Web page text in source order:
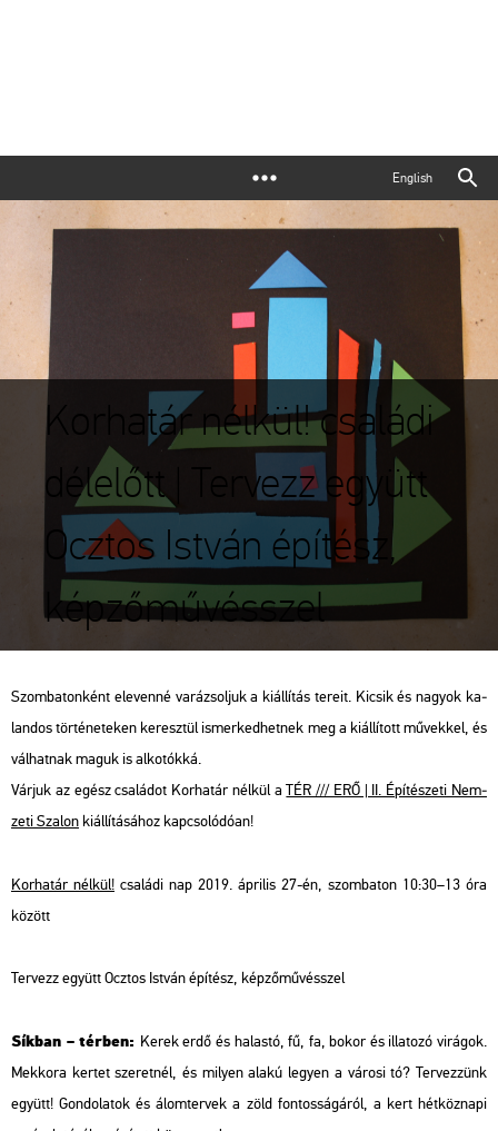
English
Korhatár nélkül! családi
délelőtt | Tervezz együtt
Ocztos István építész,
képzőművésszel
Szom­ba­ton­ként ele­ven­né va­rá­zsol­juk a ki­ál­lí­tás te­re­it. Ki­csik és na­gyok ka­
lan­dos tör­té­ne­te­ken ke­resz­tül is­mer­ked­het­nek meg a ki­ál­lí­tott mű­vek­kel, és
vál­hat­nak maguk is al­ko­tók­ká.
Vár­juk az egész csa­lá­dot Kor­ha­tár nél­kül aTÉR /// ERŐ | II. Épí­té­sze­ti Nem­
ze­ti Sza­lon ki­ál­lí­tá­sá­hoz kap­cso­ló­dó­an!
Kor­ha­tár nél­kül! csa­lá­di nap 2019. áp­ri­lis 27-én, szom­ba­ton 10:30–13 óra
kö­zött
Ter­vezz együtt Ocz­tos Ist­ván épí­tész, kép­ző­mű­vésszel
Sík­ban – tér­ben: Kerek erdő és ha­las­tó, fű, fa, bokor és il­la­to­zó vi­rá­gok.
Mek­ko­ra ker­tet sze­ret­nél, és mi­lyen alakú le­gyen a vá­ro­si tó? Ter­vez­zünk
együtt! Gon­do­la­tok és álom­ter­vek a zöld fon­tos­sá­gá­ról, a kert hét­köz­na­pi